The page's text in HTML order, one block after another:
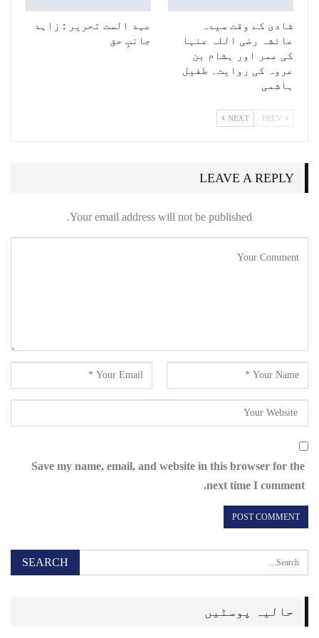
شادی کے وقت سیدہ
عائشہ رضی اللہ عنہا
کی عمر اور ہشام بن
عروہ کی روایت۔ طفیل
ہاشمی
عہد الست تحریر : زاہد
جانبِ حق
NEXT
LEAVE A REPLY
Your email address will not be published.
Save my name, email, and website in this browser for the
next time I comment.
حالیہ پوسٹیں